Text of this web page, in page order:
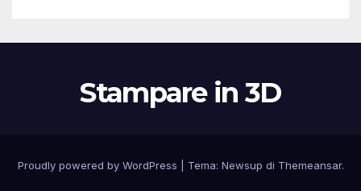
Stampare in 3D
Proudly powered by WordPress Tema: Newsup di Themeansar.